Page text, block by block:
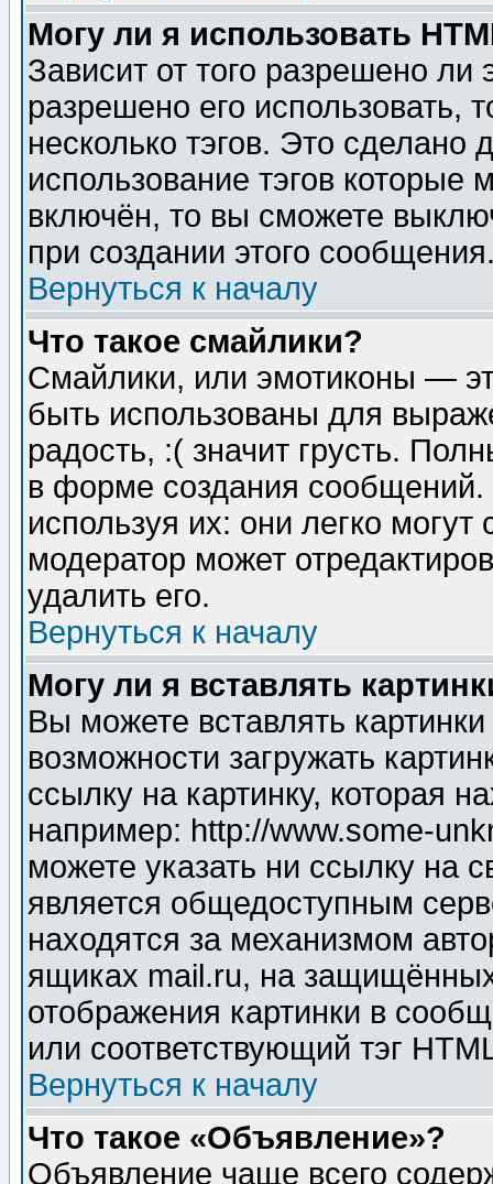
Могу ли я использовать
Зависит от того разрешено
разрешено его использовать,
несколько тэгов. Это сделано
использование тэгов
включён, то вы сможете
при создании этого
Вернуться к началу
Что такое смайлики?
Смайлики, или эмотиконы —
быть использованы для
радость, :( значит грусть.
в форме создания сообщений.
используя их: они легко
модератор может
удалить его.
Вернуться к началу
Могу ли я вставлять
Вы можете вставлять
возможности загружать
ссылку на картинку, которая
например: http://www.some-
можете указать ни ссылку на
является общедоступным
находятся за механизмом
ящиках mail.ru, на
отображения картинки в
или соответствующий тэг
Вернуться к началу
Что такое «Объявление»?
Объявление чаще всего